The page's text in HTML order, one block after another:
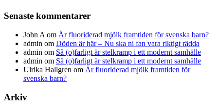
Senaste kommentarer
John A om Är fluoriderad mjölk framtiden för svenska barn?
admin om Döden är här – Nu ska ni fan vara riktigt rädda
admin om Så (o)farligt är stelkramp i ett modernt samhälle
admin om Så (o)farligt är stelkramp i ett modernt samhälle
Ulrika Hallgren om Är fluoriderad mjölk framtiden för
svenska barn?
Arkiv